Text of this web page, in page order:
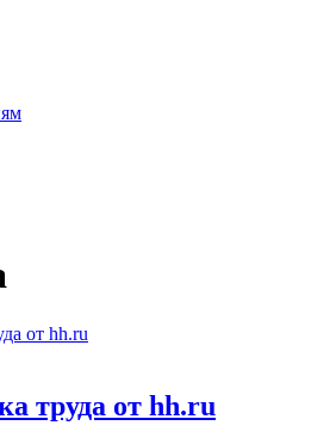
труда от hh.ru